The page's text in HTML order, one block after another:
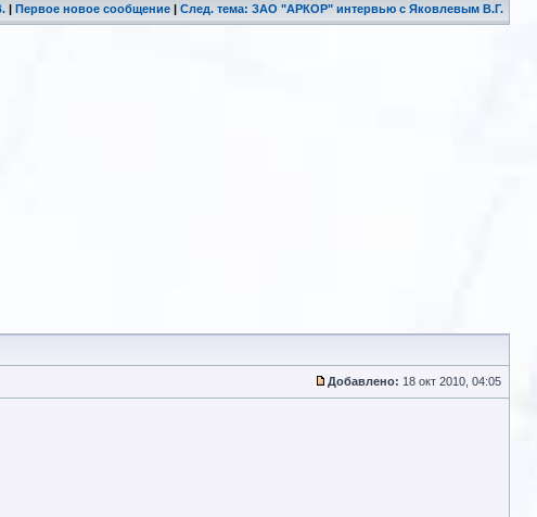
| Первое новое сообщение | След. тема: ЗАО "АРКОР" интервью с Яковлевым В.Г.
Добавлено: 18 окт 2010, 04:05